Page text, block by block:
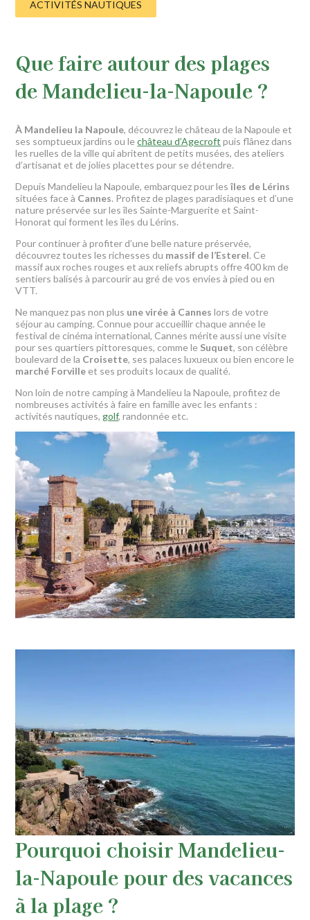
ACTIVITÉS NAUTIQUES
Que faire autour des plages
de Mandelieu-la-Napoule ?
À Mandelieu la Napoule, découvrez le château de la Napoule et
ses somptueux jardins ou lechâteau d’Agecroft puis flânez dans
les ruelles de la ville qui abritent de petits musées, des ateliers
d’artisanat et de jolies placettes pour se détendre.
Depuis Mandelieu la Napoule, embarquez pour les îles de Lérins
situées face à Cannes. Profitez de plages paradisiaques et d’une
nature préservée sur les îles Sainte-Marguerite et Saint-
Honorat qui forment les îles du Lérins.
Pour continuer à profiter d’une belle nature préservée,
découvrez toutes les richesses du massif de l’Esterel. Ce
massif aux roches rouges et aux reliefs abrupts offre 400 km de
sentiers balisés à parcourir au gré de vos envies à pied ou en
VTT.
Ne manquez pas non plus une virée à Cannes lors de votre
séjour au camping. Connue pour accueillir chaque année le
festival de cinéma international, Cannes mérite aussi une visite
pour ses quartiers pittoresques, comme le Suquet, son célèbre
boulevard de la Croisette, ses palaces luxueux ou bien encore le
marché Forville et ses produits locaux de qualité.
Non loin de notre camping à Mandelieu la Napoule, profitez de
nombreuses activités à faire en famille avec les enfants :
activités nautiques, golf, randonnée etc.
Pourquoi choisir Mandelieu-
la-Napoule pour des vacances
à la plage ?